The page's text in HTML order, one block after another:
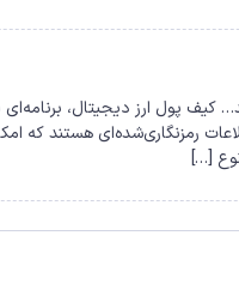
در سال 2024 آنچه می‌خوانید… کیف پول
رمزنگاری‌شده‌ای هستند که
[…]